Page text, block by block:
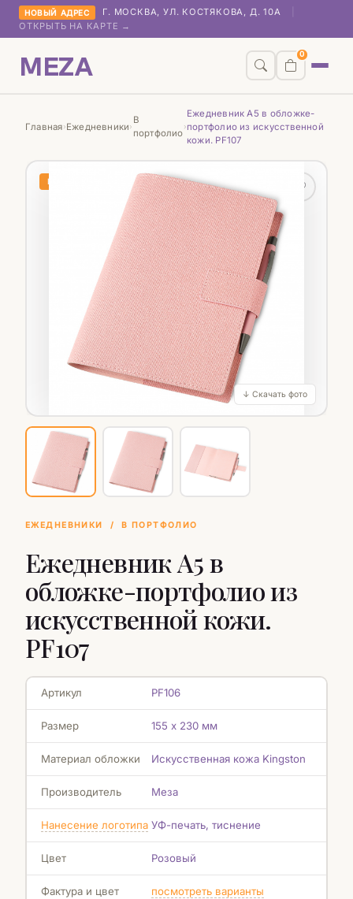
НОВЫЙ АДРЕС Г. МОСКВА, УЛ. КОСТЯКОВА, Д. 10А
ОТКРЫТЬ НА КАРТЕ →
MEZA 0
Главная›Ежедневники›
В
портфолио
›
Ежедневник А5 в обложке-
портфолио из искусственной
кожи. PF107
НОВИНКА ♡
↓ Скачать фото
ЕЖЕДНЕВНИКИ / В ПОРТФОЛИО
Ежедневник А5 в
обложке-портфолио из
искусственной кожи.
PF107
Артикул PF106
Размер 155 х 230 мм
Материал обложки Искусственная кожа Kingston
Производитель Меза
Нанесение логотипа УФ-печать, тиснение
Цвет Розовый
Фактура и цвет посмотреть варианты